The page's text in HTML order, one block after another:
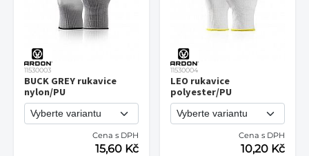
11530003
BUCK GREY rukavice
nylon/PU
Cena s DPH
15,60 Kč
11530004
LEO rukavice
polyester/PU
Cena s DPH
10,20 Kč